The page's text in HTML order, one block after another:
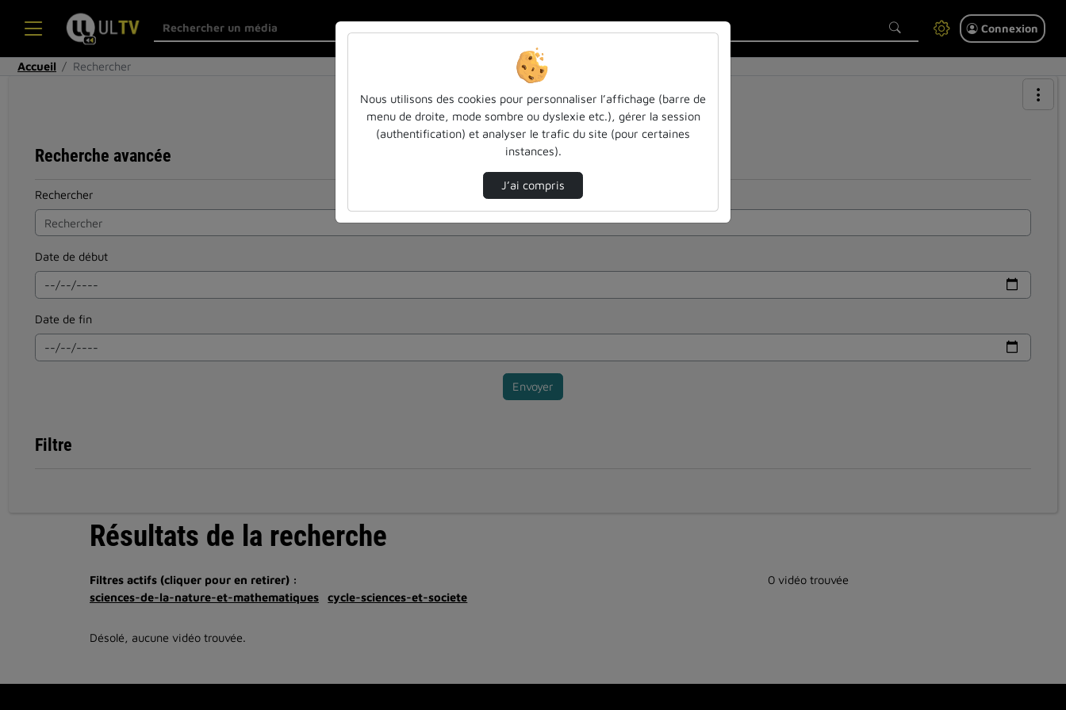
Connexion
Accueil Rechercher
Recherche avancée
Rechercher
Date de début
Date de fin
Envoyer
Filtre
Résultats de la recherche
Filtres actifs (cliquer pour en retirer) :
sciences-de-la-nature-et-mathematiques
cycle-sciences-et-societe
0 vidéo trouvée
Désolé, aucune vidéo trouvée.
Nous utilisons des cookies pour personnaliser l’affichage (barre de
menu de droite, mode sombre ou dyslexie etc.), gérer la session
(authentification) et analyser le trafic du site (pour certaines
instances).
J’ai compris